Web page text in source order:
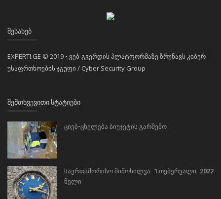
ᲨᲔᲡᲐᲮᲔᲑ
EXPERTI.GE © 2019 • ვებ-გვერდის პლატფორმაზე ზრუნავს კიბერ
უსაფრთხოების ჯგუფი / Cyber Security Group
ᲨᲔᲛᲗᲮᲕᲔᲕᲘᲗᲘ ᲡᲢᲐᲢᲘᲔᲑᲘ
ციებ-ცხელება ბიუჯეტის გარშემო
საერთაშორისო მიმოხილვა. 1 თებერვალი. 2022
წელი